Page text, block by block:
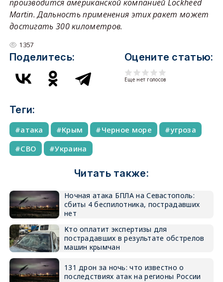
производится американской компанией Lockheed
Martin. Дальность применения этих ракет может
достигать 300 километров.
1357
Поделитесь: Оцените статью:
Еще нет голосов
Теги:
атака Крым Черное море
угроза
СВО
Украина
Читать также:
Ночная атака БПЛА на Севастополь:
сбиты 4 беспилотника, пострадавших
нет
Кто оплатит экспертизы для
пострадавших в результате обстрелов
машин крымчан
131 дрон за ночь: что известно о
последствиях атак на регионы России